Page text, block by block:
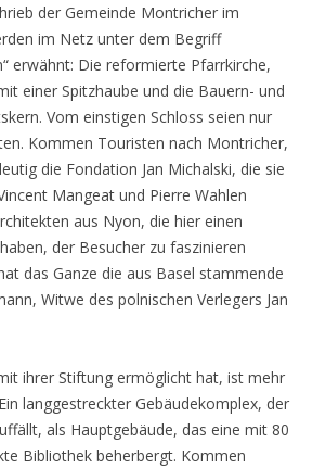
der Gemeinde Montricher im
im Netz unter dem Begriff
erwähnt: Die reformierte Pfarrkirche,
einer Spitzhaube und die Bauern- und
Vom einstigen Schloss seien nur
Kommen Touristen nach Montricher,
die Fondation Jan Michalski, die sie
Mangeat und Pierre Wahlen
aus Nyon, die hier einen
der Besucher zu faszinieren
das Ganze die aus Basel stammende
Witwe des polnischen Verlegers Jan
ihrer Stiftung ermöglicht hat, ist mehr
langgestreckter Gebäudekomplex, der
als Hauptgebäude, das eine mit 80
Bibliothek beherbergt. Kommen